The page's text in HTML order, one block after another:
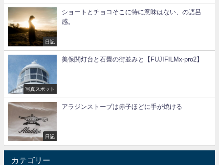
日記
ショートとチョコそこに特に意味はない、の語呂
感。
写真スポット
美保関灯台と石畳の街並みと【FUJIFILMx-pro2】
日記
アラジンストーブは赤子ほどに手が焼ける
カテゴリー